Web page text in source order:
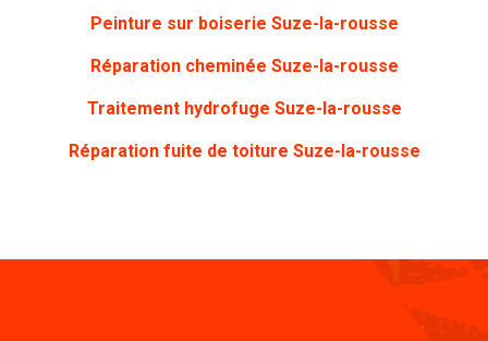
Peinture sur boiserie Suze-la-rousse
Réparation cheminée Suze-la-rousse
Traitement hydrofuge Suze-la-rousse
Réparation fuite de toiture Suze-la-rousse